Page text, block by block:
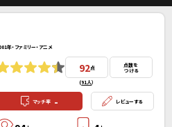
年・ファミリー・アニメ
92点
(91人）
点数を
つける
マッチ率 - レビューする